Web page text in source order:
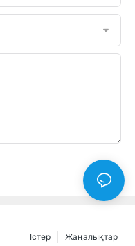
Жаңалықтар
Істер